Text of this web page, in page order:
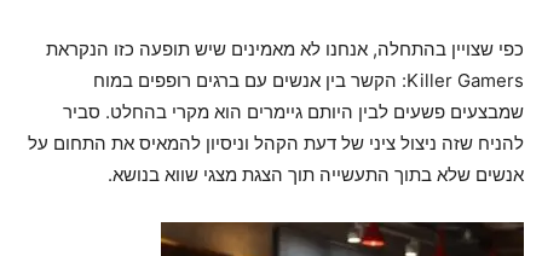
כפי שצויין בהתחלה, אנחנו לא מאמינים שיש תופעה כזו הנקראת
Killer Gamers: הקשר בין אנשים עם ברגים רופפים במוח
שמבצעים פשעים לבין היותם גיימרים הוא מקרי בהחלט. סביר
להניח שזה ניצול ציני של דעת הקהל וניסיון להמאיס את התחום על
אנשים שלא בתוך התעשייה תוך הצגת מצגי שווא בנושא.